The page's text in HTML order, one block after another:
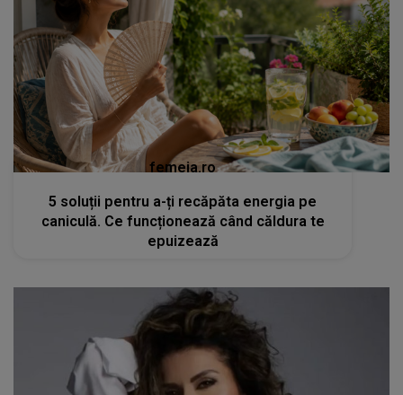
femeia.ro
5 soluții pentru a-ți recăpăta energia pe
caniculă. Ce funcționează când căldura te
epuizează